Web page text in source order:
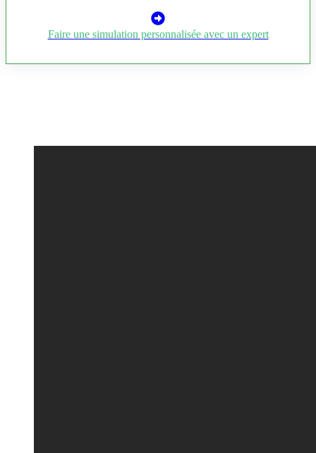
Faire une simulation personnalisée avec un expert